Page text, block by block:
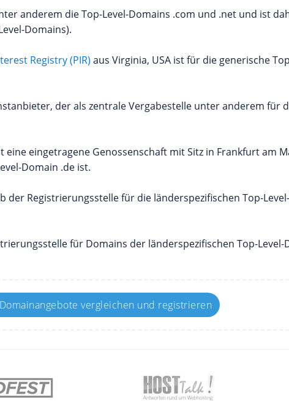
anderem die Top-Level-Domains .com und .net und ist
Domains).
Registry (PIR) aus Virginia, USA ist für die generische
der als zentrale Vergabestelle unter anderem für
eine eingetragene Genossenschaft mit Sitz in Frankfurt am
Domain .de ist.
der Registrierungsstelle für die länderspezifischen Top-
für Domains der länderspezifischen Top-
vergleichen und registrieren